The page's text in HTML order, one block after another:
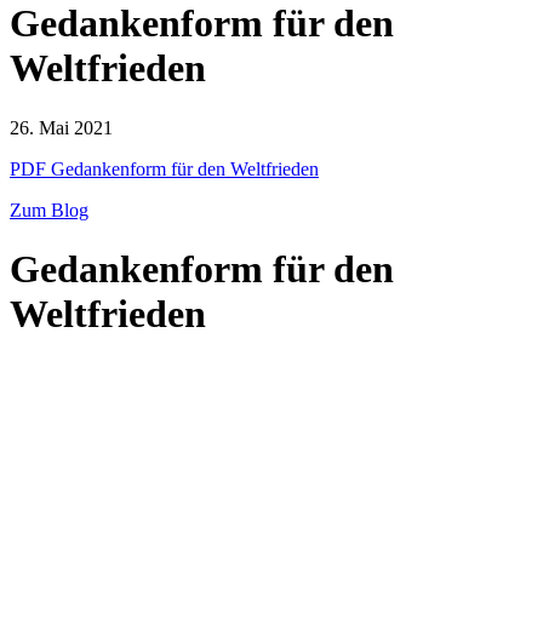
Gedankenform für den
Weltfrieden
26. Mai 2021
PDF Gedankenform für den Weltfrieden
Zum Blog
Gedankenform für den
Weltfrieden